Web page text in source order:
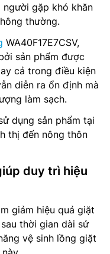
gặp khó khăn
thường.
WA40F17E7CSV,
sản phẩm được
cả trong điều kiện
diễn ra ổn định mà
làm sạch.
dụng sản phẩm tại
thị đến nông thôn
duy trì hiệu
giảm hiệu quả giặt
thời gian dài sử
vệ sinh lồng giặt